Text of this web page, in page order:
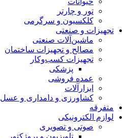
تور و چارتر
کلکسیون و سرگرمی
تجهیزات و صنعتی
ماشین‌آلات صنعتی
مصالح و تجهیزات ساختمان
تجهیزات کسب‌وکار
پزشکی
عمده فروشی
ابزارآلات
کشاورزی و دامداری و عسل
متفرقه
لوازم الکترونیکی
صوتی و تصویری